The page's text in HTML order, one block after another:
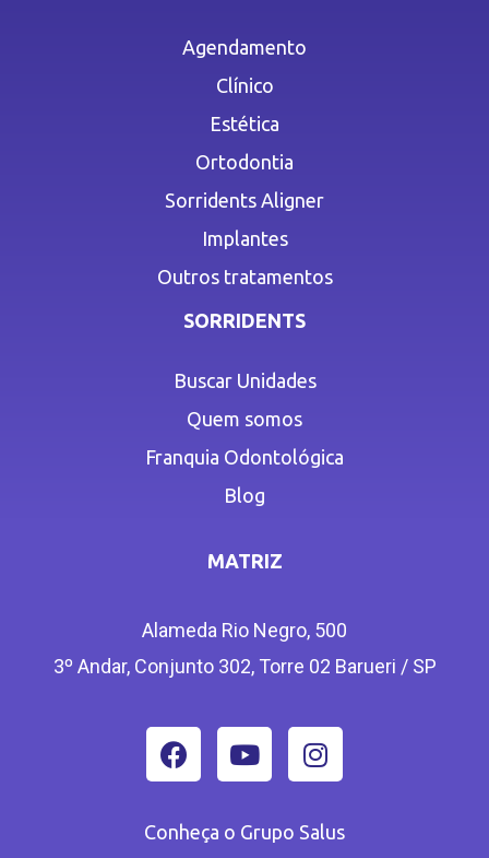
Agendamento
Clínico
Estética
Ortodontia
Sorridents Aligner
Implantes
Outros tratamentos
SORRIDENTS
Buscar Unidades
Quem somos
Franquia Odontológica
Blog
MATRIZ
Alameda Rio Negro, 500
3º Andar, Conjunto 302, Torre 02 Barueri / SP
Conheça o Grupo Salus